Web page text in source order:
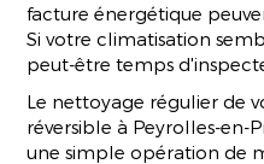
facture énergétique
Si votre climatisation
peut-être temps
Le nettoyage régulier de
réversible à Peyrolles-en-
une simple opération de